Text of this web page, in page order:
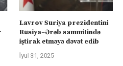
Lavrov Suriya prezidentini
Rusiya–Ərəb sammitində
iştirak etməyə dəvət edib
İyul 31, 2025